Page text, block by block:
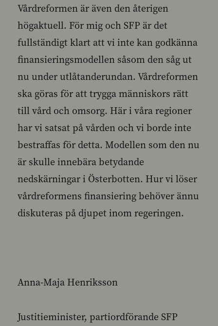
Vårdreformen är även den återigen
högaktuell. För mig och SFP är det
fullständigt klart att vi inte kan godkänna
finansieringsmodellen såsom den såg ut
nu under utlåtanderundan. Vårdreformen
ska göras för att trygga människors rätt
till vård och omsorg. Här i våra regioner
har vi satsat på vården och vi borde inte
bestraffas för detta. Modellen som den nu
är skulle innebära betydande
nedskärningar i Österbotten. Hur vi löser
vårdreformens finansiering behöver ännu
diskuteras på djupet inom regeringen.
Anna-Maja Henriksson
Justitieminister, partiordförande SFP